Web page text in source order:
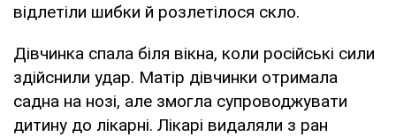
відлетіли шибки й розлетілося скло.
Дівчинка спала біля вікна, коли російські сили
здійснили удар. Матір дівчинки отримала
садна на нозі, але змогла супроводжувати
дитину до лікарні. Лікарі видаляли з ран